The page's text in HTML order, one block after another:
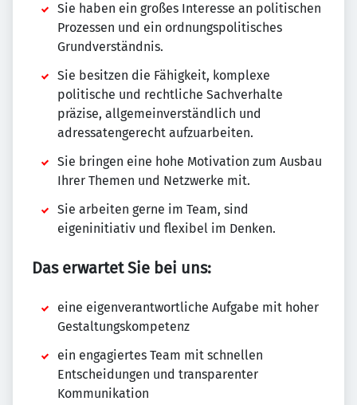
Sie haben ein großes Interesse an politischen
Prozessen und ein ordnungspolitisches
Grundverständnis.
Sie besitzen die Fähigkeit, komplexe
politische und rechtliche Sachverhalte
präzise, allgemeinverständlich und
adressatengerecht aufzuarbeiten.
Sie bringen eine hohe Motivation zum Ausbau
Ihrer Themen und Netzwerke mit.
Sie arbeiten gerne im Team, sind
eigeninitiativ und flexibel im Denken.
Das erwartet Sie bei uns:
eine eigenverantwortliche Aufgabe mit hoher
Gestaltungskompetenz
ein engagiertes Team mit schnellen
Entscheidungen und transparenter
Kommunikation